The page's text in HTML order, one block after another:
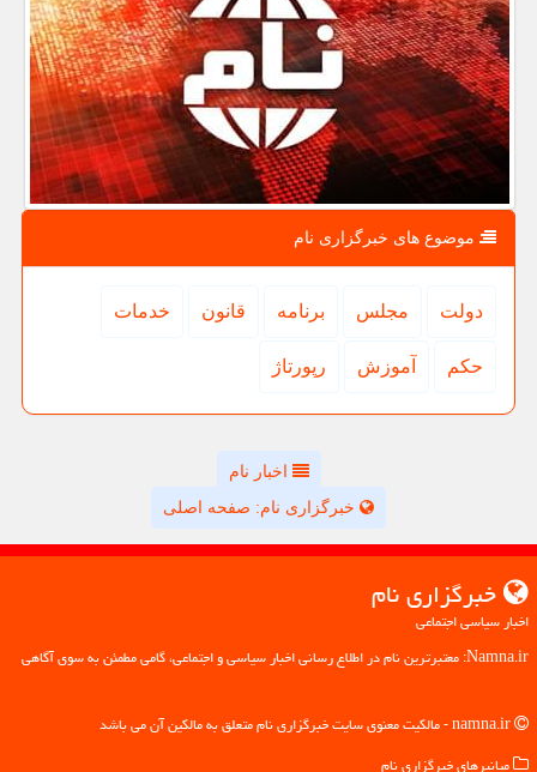
موضوع های خبرگزاری نام
دولت مجلس برنامه قانون خدمات
حكم آموزش رپورتاژ
اخبار نام
خبرگزاری نام: صفحه اصلی
خبرگزاری نام
اخبار سیاسی اجتماعی
Namna.ir: معتبرترین نام در اطلاع رسانی اخبار سیاسی و اجتماعی، گامی مطمئن به سوی آگاهی
میانبرهای خبرگزاری نام